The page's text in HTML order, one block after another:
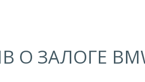
О ЗАЛОГЕ